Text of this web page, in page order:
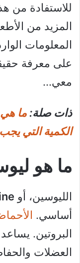
للاستفادة من
المزيد من
المعلومات
على معرفة
معي…
ذات صلة:ما هي
الكمية التي
ما هو
الليوسين، أو
أساسي.
البروتين.
العضلات